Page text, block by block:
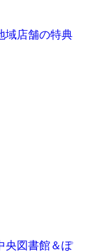
域店舗の特典
央図書館＆ぽ